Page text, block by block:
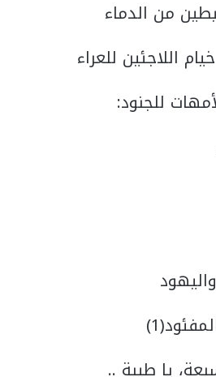
من الدماء
اللاجئين للعراء
للجنود:
يا طيبة ..